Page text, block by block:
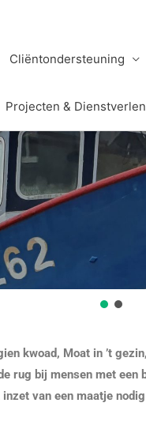
Cliëntondersteuning
Projecten &
kwoad, Moat in ’t
rug bij mensen met een
van een maatje